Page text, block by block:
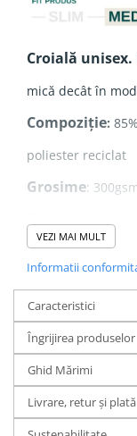
Croială unisex.
mică decât în
Compoziție:
poliester reciclat
Grosime:
Interior: French
De ce să alegi
(brushed),
French
VEZI MAI MULT
Informatii
Caracteristici
Îngrijirea produselor
Ghid Mărimi
Livrare, retur și plată